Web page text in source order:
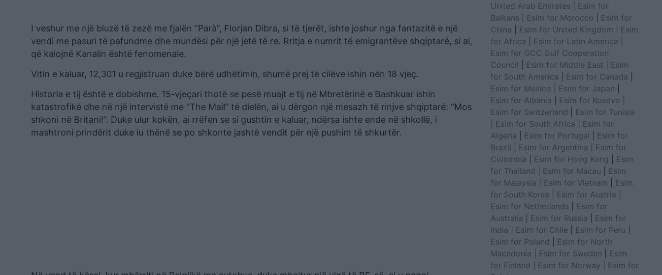
I veshur me një bluzë të zezë me fjalën “Parà”, Florjan Dibra, si të tjerët, ishte joshur nga fantazitë e një
vendi me pasuri të pafundme dhe mundësi për një jetë të re. Rritja e numrit të emigrantëve shqiptarë, si ai,
që kalojnë Kanalin është fenomenale.
Vitin e kaluar, 12,301 u regjistruan duke bërë udhëtimin, shumë prej të cilëve ishin nën 18 vjeç.
Historia e tij është e dobishme. 15-vjeçari thotë se pesë muajt e tij në Mbretërinë e Bashkuar ishin
katastrofikë dhe në një intervistë me “The Mail” të dielën, ai u dërgon një mesazh të rinjve shqiptarë: “Mos
shkoni në Britani!”. Duke ulur kokën, ai rrëfen se si gushtin e kaluar, ndërsa ishte ende në shkollë, i
mashtroni prindërit duke iu thënë se po shkonte jashtë vendit për një pushim të shkurtër.
United Arab Emirates
Esim for
Balkans
Esim for Morocco
Esim for
China
Esim for United Kingdom
Esim
for Africa
Esim for Latin America
Esim for GCC Gulf Cooperation
Council
Esim for Middle East
Esim
for South America
Esim for Canada
Esim for Mexico
Esim for Japan
Esim for Albania
Esim for Kosovo
Esim for Switzerland
Esim for Tunisia
Esim for South Africa
Esim for
Algeria
Esim for Portugal
Esim for
Brazil
Esim for Argentina
Esim for
Colombia
Esim for Hong Kong
Esim
for Thailand
Esim for Macau
Esim
for Malaysia
Esim for Vietnam
Esim
for South Korea
Esim for Austria
Esim for Netherlands
Esim for
Australia
Esim for Russia
Esim for
India
Esim for Chile Esim for Peru
Esim for Poland
Esim for North
Macedonia
Esim for Sweden
Esim
for Finland
Esim for Norway
Esim for